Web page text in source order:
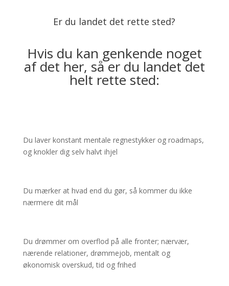
Er du landet det rette sted?
Hvis du kan genkende noget
af det her, så er du landet det
helt rette sted:
Du laver konstant mentale regnestykker og roadmaps,
og knokler dig selv halvt ihjel
Du mærker at hvad end du gør, så kommer du ikke
nærmere dit mål
Du drømmer om overflod på alle fronter; nærvær,
nærende relationer, drømmejob, mentalt og
økonomisk overskud, tid og frihed